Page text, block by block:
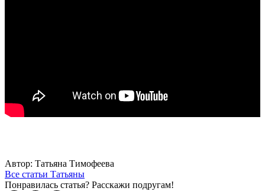
Автор: Татьяна Тимофеева
Все статьи Татьяны
Понравилась статья? Расскажи подругам!